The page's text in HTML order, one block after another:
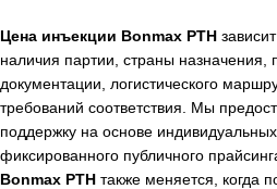
Цена инъекции Bonmax PTH
наличия партии, страны назначения,
документации, логистического
требований соответствия. Мы
поддержку на основе
фиксированного публичного
Bonmax PTH также меняется, когда